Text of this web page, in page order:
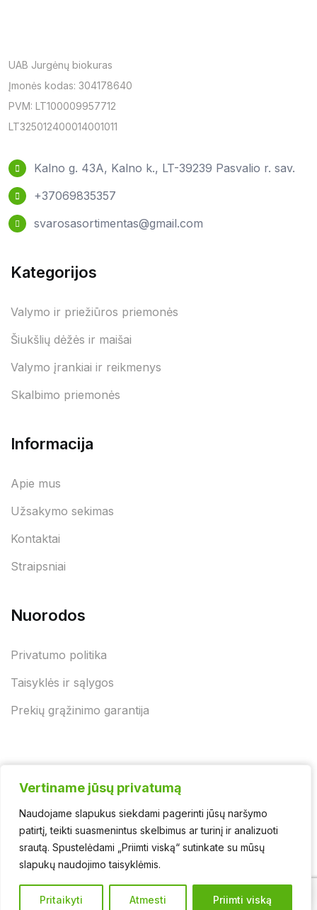
Vertiname jūsų privatumą
Naudojame slapukus siekdami pagerinti jūsų naršymo
patirtį, teikti suasmenintus skelbimus ar turinį ir analizuoti
srautą. Spustelėdami „Priimti viską“ sutinkate su mūsų
slapukų naudojimo taisyklėmis.
Pritaikyti Atmesti Priimti viską
Vertiname jūsų privatumą
Naudojame slapukus siekdami pagerinti jūsų naršymo
patirtį, teikti suasmenintus skelbimus ar turinį ir analizuoti
srautą. Spustelėdami „Priimti viską“ sutinkate su mūsų
slapukų naudojimo taisyklėmis.
Pritaikyti Atmesti Priimti viską
UAB Jurgėnų biokuras
Įmonės kodas: 304178640
PVM: LT100009957712
LT325012400014001011
Kalno g. 43A, Kalno k., LT-39239 Pasvalio r. sav.
+37069835357
svarosasortimentas@gmail.com
Kategorijos
Valymo ir priežiūros priemonės
Šiukšlių dėžės ir maišai
Valymo įrankiai ir reikmenys
Skalbimo priemonės
Informacija
Apie mus
Užsakymo sekimas
Kontaktai
Straipsniai
Nuorodos
Privatumo politika
Taisyklės ir sąlygos
Prekių grąžinimo garantija
© 2025 - UAB "Jurgėnų biokuras" | Švaros asortimentas